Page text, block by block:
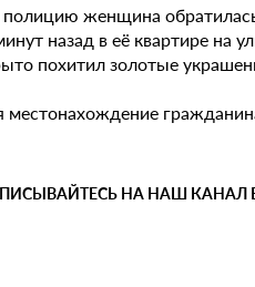
полицию женщина
назад в её квартире на
похитил золотые
местонахождение
НА НАШ КАНАЛ